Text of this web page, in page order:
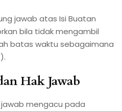
jawab atas Isi Buatan
bila tidak mengambil
batas waktu sebagaimana
Hak Jawab
jawab mengacu pada